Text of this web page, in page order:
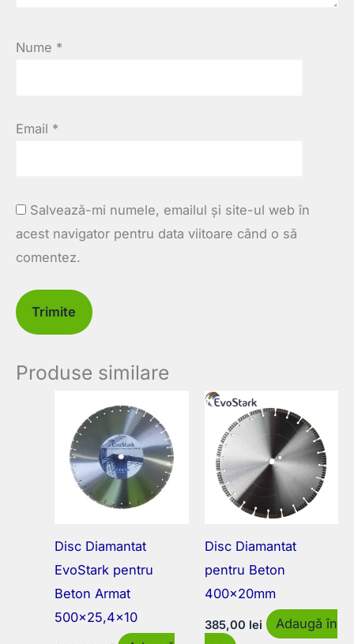
Nume *
Email *
Salvează-mi numele, emailul și site-ul web în
acest navigator pentru data viitoare când o să
comentez.
Produse similare
Disc Diamantat
EvoStark pentru
Beton Armat
500×25,4×10
Disc Diamantat
pentru Beton
400×20mm
385,00 lei
Adaugă în